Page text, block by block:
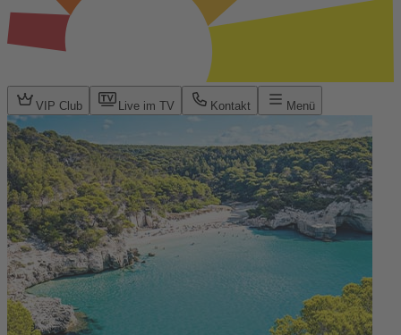
VIP Club Live im TV Kontakt Menü